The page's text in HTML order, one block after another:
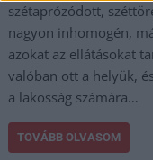
szétaprózódott,
nagyon inhomogén,
azokat az ellátásokat
valóban ott a helyük,
a lakosság számára…
TOVÁBB OLVASOM